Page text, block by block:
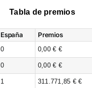
Tabla de premios
España Premios
0 0,00 € €
0 0,00 € €
1 311.771,85 € €